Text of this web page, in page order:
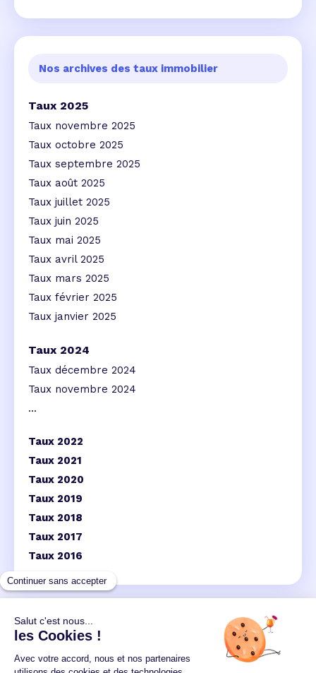
Nos archives des taux immobilier
Taux 2025
Taux novembre 2025
Taux octobre 2025
Taux septembre 2025
Taux août 2025
Taux juillet 2025
Taux juin 2025
Taux mai 2025
Taux avril 2025
Taux mars 2025
Taux février 2025
Taux janvier 2025
Taux 2024
Taux décembre 2024
Taux novembre 2024
...
Taux 2022
Taux 2021
Taux 2020
Taux 2019
Taux 2018
Taux 2017
Taux 2016